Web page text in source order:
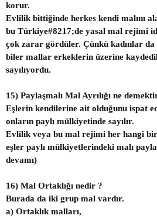
korur.
Evlilik bittiğinde herkes kendi malını
bu Türkiye#8217;de yasal mal rejimi
çok zarar gördüler. Çünkü kadınlar da
biler mallar erkeklerin üzerine
sayılıyordu.
15) Paylaşmalı Mal Ayrılığı ne
Eşlerin kendilerine ait olduğunu ispat
onların paylı mülkiyetinde sayılır.
Evlilik veya bu mal rejimi her hangi bir
eşler paylı mülkiyetlerindeki malı
devamı)
16) Mal Ortaklığı nedir ?
Burada da iki grup mal vardır.
a) Ortaklık malları,